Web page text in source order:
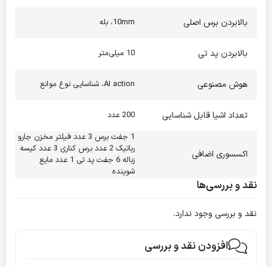
بالابردن برس اصلی 10mm، بله
بالابردن پد تی 10 میلی‌متر
هوش مصنوعی AI action، شناسایی نوع موانع
تعداد اشیا قابل شناسایی 200 عدد
اکسسوری اضافی
1 جفت برس 3 عدد فیلتر مخزن جارو
رباتیک 2 عدد برس کناری 3 عدد کیسه
زباله 6 جفت پد تی 1 عدد مایع
شوینده
نقد و بررسی‌ها
نقد و بررسی وجود ندارد.
افزودن نقد و بررسی